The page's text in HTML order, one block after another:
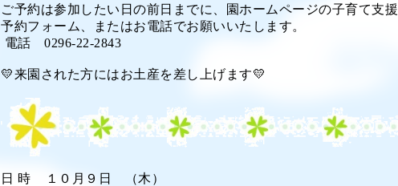
ご予約は参加したい日の前日までに、園ホームページの子育て支援
予約フォーム、またはお電話でお願いいたします。
電話 0296-22-2843
💛来園された方にはお土産を差し上げます💛
日 時 １０月９日 （木）